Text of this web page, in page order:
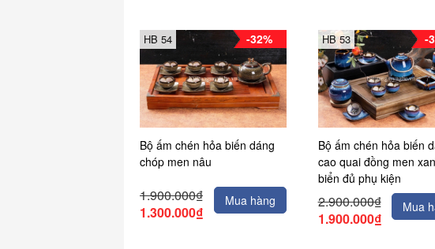
-32%
HB 54
Bộ ấm chén hỏa biến dáng
chóp men nâu
1.900.000₫
1.300.000₫
Mua hàng
-
HB 53
Bộ ấm chén hỏa biến
cao quai đồng men
biển đủ phụ kiện
2.900.000₫
1.900.000₫
Mua